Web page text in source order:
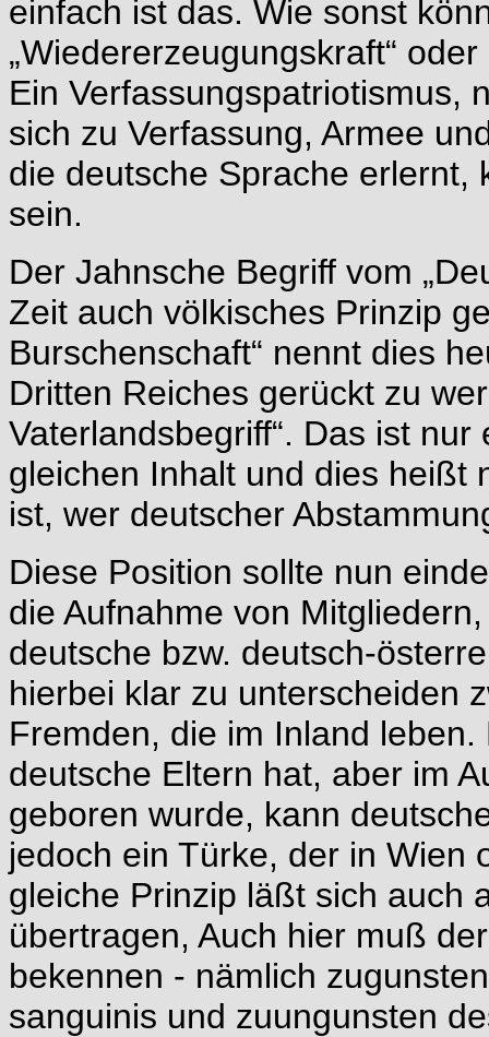
einfach ist das. Wie sonst
„Wiedererzeugungskraft“
Ein Verfassungspatriotismus,
sich zu Verfassung, Armee
die deutsche Sprache erlernt,
sein.
Der Jahnsche Begriff vom
Zeit auch völkisches Prinzip
Burschenschaft“ nennt dies
Dritten Reiches gerückt zu
Vaterlandsbegriff“. Das ist
gleichen Inhalt und dies heißt
ist, wer deutscher
Diese Position sollte nun
die Aufnahme von
deutsche bzw. deutsch-
hierbei klar zu unterscheiden
Fremden, die im Inland
deutsche Eltern hat, aber im
geboren wurde, kann
jedoch ein Türke, der in Wien
gleiche Prinzip läßt sich auch
übertragen, Auch hier muß
bekennen - nämlich
sanguinis und zuungunsten